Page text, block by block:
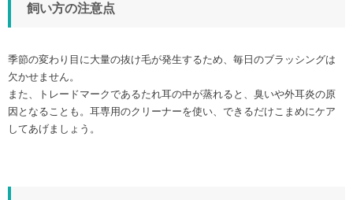
飼い方の注意点
季節の変わり目に大量の抜け毛が発生するため、毎日のブラッシングは
欠かせません。
また、トレードマークであるたれ耳の中が蒸れると、臭いや外耳炎の原
因となることも。耳専用のクリーナーを使い、できるだけこまめにケア
してあげましょう。